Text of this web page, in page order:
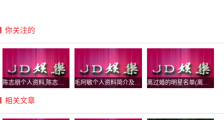
网的存在了，现在我们都是与互联网息息相关的，仿佛一旦
离开了互联网，整个生活都变得非常的空洞一样。
中国传统习俗的变迁是一个长期而复杂的过程，随着社会、
经济和文化的发展，许多传统习俗已经发生了改变。
看，造就票房，形成话题，产生社会影响，引领社会风尚，
进而改变人们行为观念的一种力量。它可以体现为吸引力、
你关注的
离过婚的明星名单(离婚的名人明星)
相关文章